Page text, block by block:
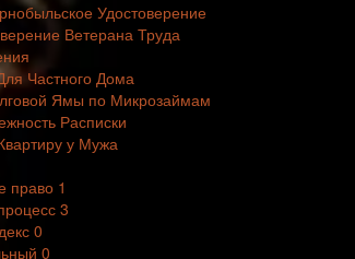
Удостоверение
Ветерана Труда
Частного Дома
Ямы по Микрозаймам
Расписки
у Мужа
право 1
3
0
0